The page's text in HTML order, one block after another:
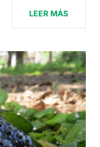
LEER MÁS